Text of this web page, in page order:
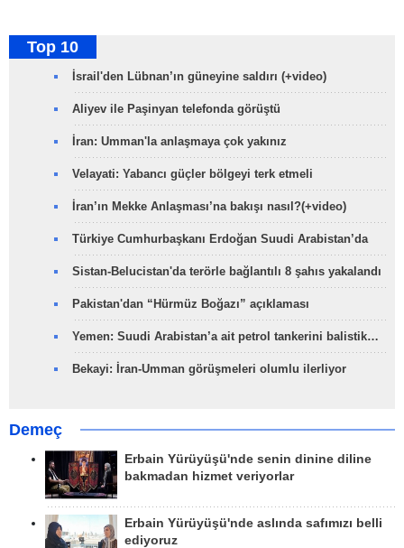
Top 10
İsrail'den Lübnan’ın güneyine saldırı (+video)
Aliyev ile Paşinyan telefonda görüştü
İran: Umman'la anlaşmaya çok yakınız
Velayati: Yabancı güçler bölgeyi terk etmeli
İran’ın Mekke Anlaşması’na bakışı nasıl?(+video)
Türkiye Cumhurbaşkanı Erdoğan Suudi Arabistan’da
Sistan-Belucistan'da terörle bağlantılı 8 şahıs yakalandı
Pakistan'dan “Hürmüz Boğazı” açıklaması
Yemen: Suudi Arabistan’a ait petrol tankerini balistik…
Bekayi: İran-Umman görüşmeleri olumlu ilerliyor
Demeç
Erbain Yürüyüşü'nde senin dinine diline
bakmadan hizmet veriyorlar
Erbain Yürüyüşü'nde aslında safımızı belli
ediyoruz